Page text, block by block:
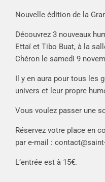
Nouvelle édition de la
Découvrez 3 nouveaux
Ettaï et Tibo Buat, à la
Chéron le samedi 9
Il y en aura pour tous les
univers et leur propre
Vous voulez passer une
Réservez votre place en
par e-mail :
L’entrée est à 15€.